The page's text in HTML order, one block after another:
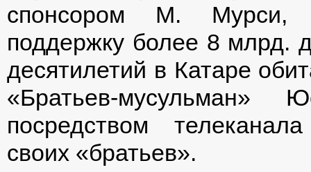
спонсором М.
поддержку более 8 млрд.
десятилетий в Катаре
«Братьев-мусульман»
посредством
своих «братьев».